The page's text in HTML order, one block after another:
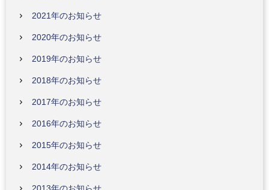
2021年のお知らせ
2020年のお知らせ
2019年のお知らせ
2018年のお知らせ
2017年のお知らせ
2016年のお知らせ
2015年のお知らせ
2014年のお知らせ